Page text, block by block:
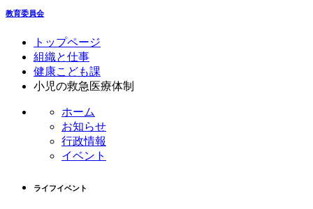
教育委員会
トップページ
組織と仕事
健康こども課
小児の救急医療体制
ホーム
お知らせ
行政情報
イベント
ライフイベント